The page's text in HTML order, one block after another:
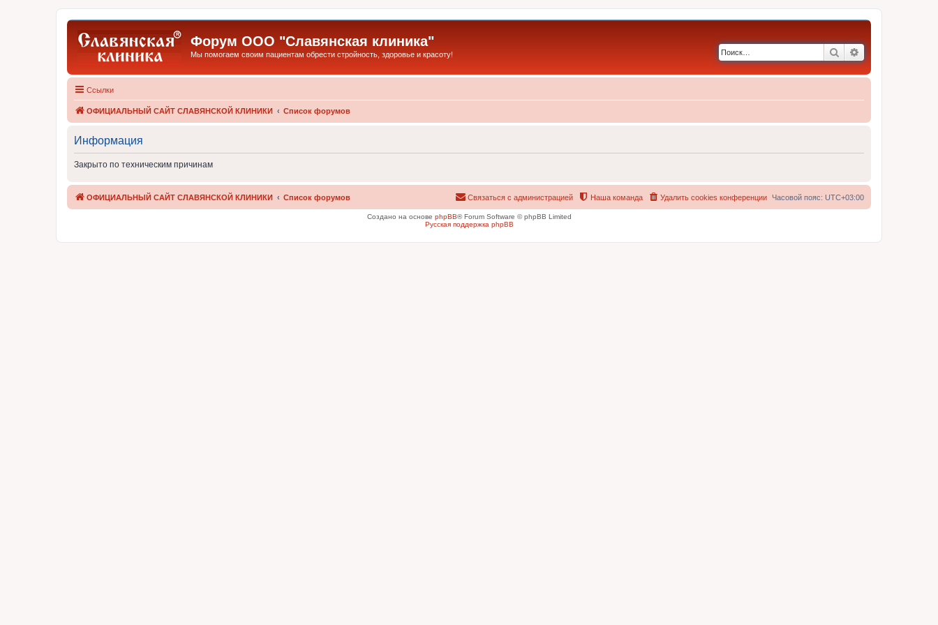
Форум ООО "Славянская клиника"
Мы помогаем своим пациентам обрести стройность, здоровье и красоту! Поиск
Ссылки
ОФИЦИАЛЬНЫЙ САЙТ СЛАВЯНСКОЙ КЛИНИКИ Список форумов
Информация
Закрыто по техническим причинам
ОФИЦИАЛЬНЫЙ САЙТ СЛАВЯНСКОЙ КЛИНИКИ Список форумов Часовой пояс: UTC+03:00
Удалить cookies конференции
Наша команда
Связаться с администрацией
Создано на основе phpBB® Forum Software © phpBB Limited
Русская поддержка phpBB